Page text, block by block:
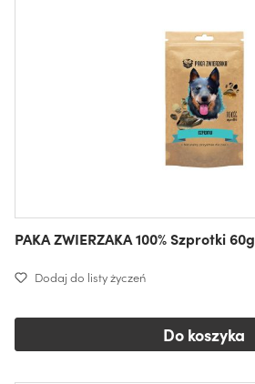
PAKA ZWIERZAKA 100% Szprotki 60g
Dodaj do listy życzeń
Do koszyka